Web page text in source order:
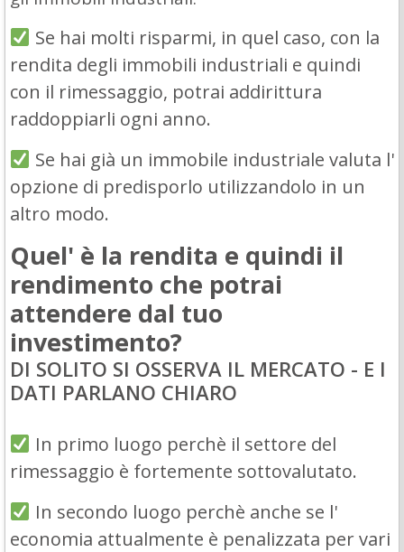
Se hai molti risparmi, in quel caso, con la
rendita degli immobili industriali e quindi
con il rimessaggio, potrai addirittura
raddoppiarli ogni anno.
Se hai già un immobile industriale valuta l'
opzione di predisporlo utilizzandolo in un
altro modo.
Quel' è la rendita e quindi il
rendimento che potrai
attendere dal tuo
investimento?
DI SOLITO SI OSSERVA IL MERCATO - E I
DATI PARLANO CHIARO
In primo luogo perchè il settore del
rimessaggio è fortemente sottovalutato.
In secondo luogo perchè anche se l'
economia attualmente è penalizzata per vari